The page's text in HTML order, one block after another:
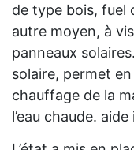
de type bois, fuel
autre moyen, à
panneaux
solaire, permet
chauffage de la
l’eau chaude.